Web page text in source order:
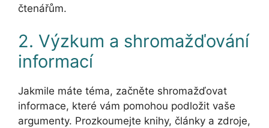
čtenářům.
2. Výzkum a shromažďování
informací
Jakmile máte téma, začněte shromažďovat
informace, které vám pomohou podložit vaše
argumenty. Prozkoumejte knihy, články a zdroje,